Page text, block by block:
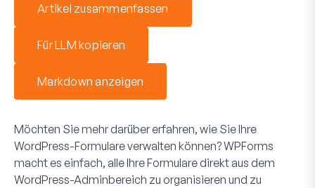
Artikel zusammenfassen
Für LLM kopieren
Markdown anzeigen
Möchten Sie mehr darüber erfahren, wie Sie Ihre
WordPress-Formulare verwalten können? WPForms
macht es einfach, alle Ihre Formulare direkt aus dem
WordPress-Adminbereich zu organisieren und zu